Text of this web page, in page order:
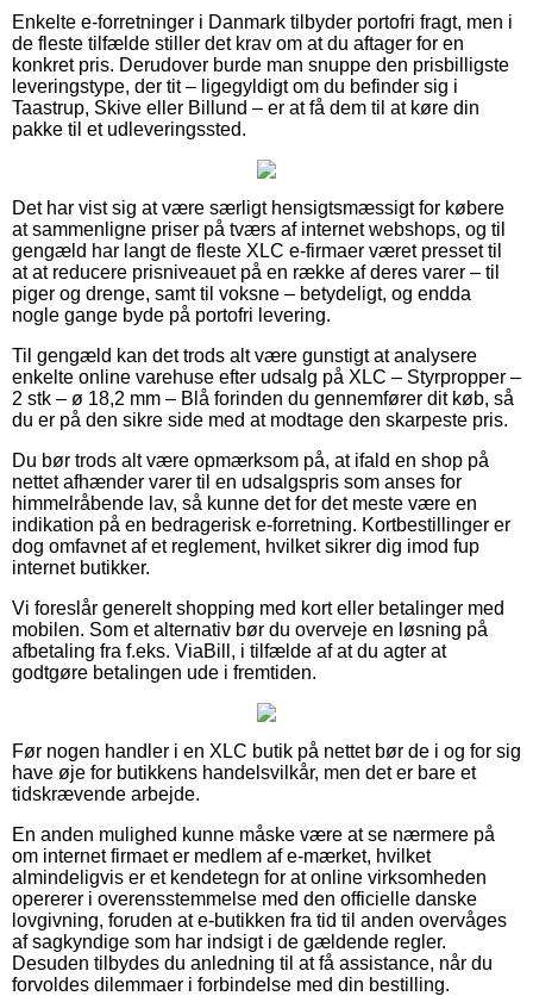
Enkelte e-forretninger i Danmark tilbyder portofri fragt, men i
de fleste tilfælde stiller det krav om at du aftager for en
konkret pris. Derudover burde man snuppe den prisbilligste
leveringstype, der tit – ligegyldigt om du befinder sig i
Taastrup, Skive eller Billund – er at få dem til at køre din
pakke til et udleveringssted.
Det har vist sig at være særligt hensigtsmæssigt for købere
at sammenligne priser på tværs af internet webshops, og til
gengæld har langt de fleste XLC e-firmaer været presset til
at at reducere prisniveauet på en række af deres varer – til
piger og drenge, samt til voksne – betydeligt, og endda
nogle gange byde på portofri levering.
Til gengæld kan det trods alt være gunstigt at analysere
enkelte online varehuse efter udsalg på XLC – Styrpropper –
2 stk – ø 18,2 mm – Blå forinden du gennemfører dit køb, så
du er på den sikre side med at modtage den skarpeste pris.
Du bør trods alt være opmærksom på, at ifald en shop på
nettet afhænder varer til en udsalgspris som anses for
himmelråbende lav, så kunne det for det meste være en
indikation på en bedragerisk e-forretning. Kortbestillinger er
dog omfavnet af et reglement, hvilket sikrer dig imod fup
internet butikker.
Vi foreslår generelt shopping med kort eller betalinger med
mobilen. Som et alternativ bør du overveje en løsning på
afbetaling fra f.eks. ViaBill, i tilfælde af at du agter at
godtgøre betalingen ude i fremtiden.
Før nogen handler i en XLC butik på nettet bør de i og for sig
have øje for butikkens handelsvilkår, men det er bare et
tidskrævende arbejde.
En anden mulighed kunne måske være at se nærmere på
om internet firmaet er medlem af e-mærket, hvilket
almindeligvis er et kendetegn for at online virksomheden
opererer i overensstemmelse med den officielle danske
lovgivning, foruden at e-butikken fra tid til anden overvåges
af sagkyndige som har indsigt i de gældende regler.
Desuden tilbydes du anledning til at få assistance, når du
forvoldes dilemmaer i forbindelse med din bestilling.